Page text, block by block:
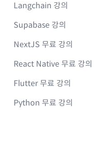
Langchain 강의
Supabase 강의
NextJS 무료 강의
React Native 무료 강의
Flutter 무료 강의
Python 무료 강의